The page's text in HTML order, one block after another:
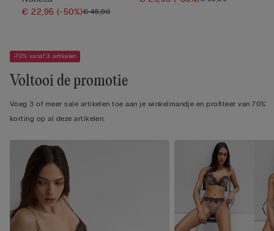
€ 22,95(-50%)€ 45,90
-70% vanaf 3 artikelen
Voltooi de promotie
Voeg 3 of meer sale artikelen toe aan je winkelmandje en profiteer van 70%
korting op al deze artikelen.